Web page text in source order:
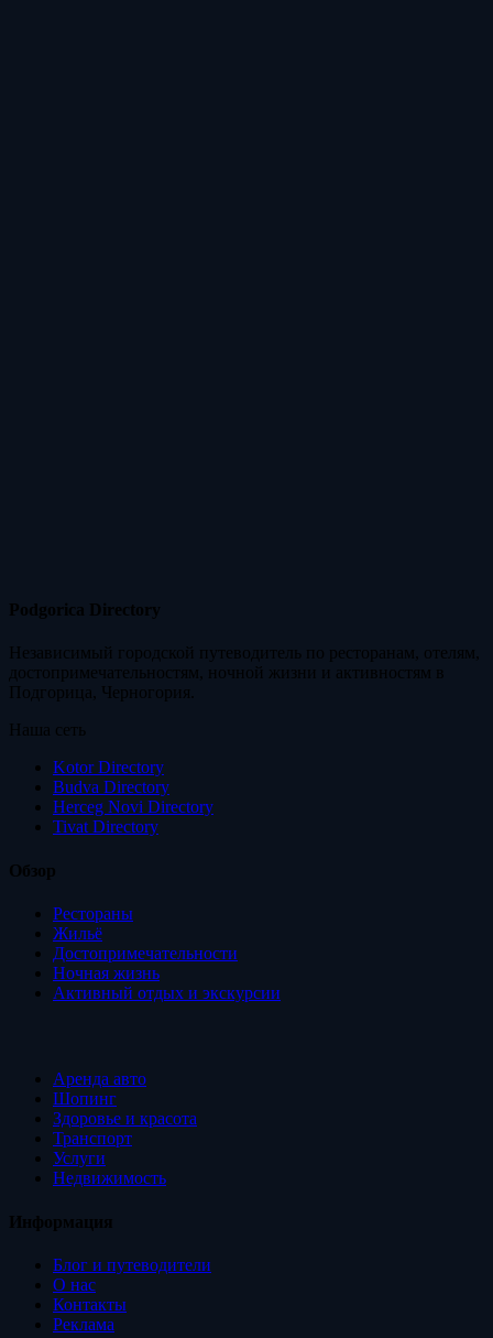
Podgorica Directory
Независимый городской путеводитель по ресторанам, отелям,
достопримечательностям, ночной жизни и активностям в
Подгорица, Черногория.
Наша сеть
Kotor Directory
Budva Directory
Herceg Novi Directory
Tivat Directory
Обзор
Рестораны
Жильё
Достопримечательности
Ночная жизнь
Активный отдых и экскурсии
Аренда авто
Шопинг
Здоровье и красота
Транспорт
Услуги
Недвижимость
Информация
Блог и путеводители
О нас
Контакты
Реклама